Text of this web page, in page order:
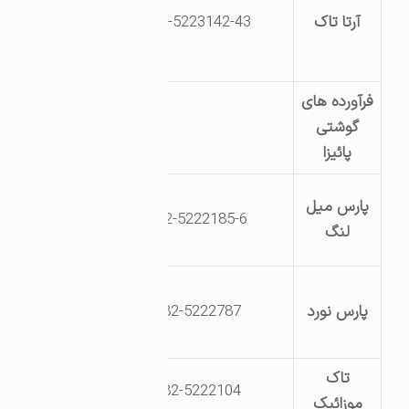
آرتا تاک 0282-5223142-43
فرآورده های
گوشتی
پائیزا
پارس میل
0282-5222185-6
پارس نورد 0282-5222787
موزائیک
0282-5222104